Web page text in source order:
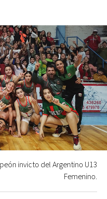
invicto del Argentino U13
Femenino.